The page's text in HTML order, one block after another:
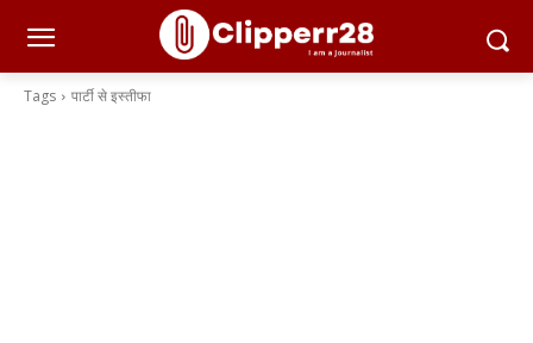
Tags पार्टी से इस्तीफा